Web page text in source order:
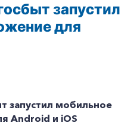
запустил
для
запустил мобильное
Android и iOS